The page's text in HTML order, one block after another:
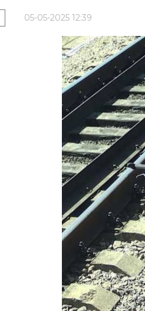
05-05-2025 12:39